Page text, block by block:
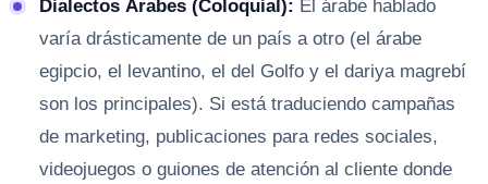
Dialectos Árabes (Coloquial): El árabe hablado
varía drásticamente de un país a otro (el árabe
egipcio, el levantino, el del Golfo y el dariya magrebí
son los principales). Si está traduciendo campañas
de marketing, publicaciones para redes sociales,
videojuegos o guiones de atención al cliente donde